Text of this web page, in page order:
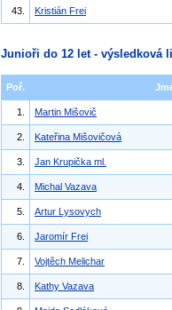
43. Kristián Frei
Junioři do 12 let - výsledková
Poř.
1. Martin Mišovič
2. Kateřina Mišovičová
3. Jan Krupička ml.
4. Michal Vazava
5. Artur Lysovych
6. Jaromír Frei
7. Vojtěch Melichar
8. Kathy Vazava